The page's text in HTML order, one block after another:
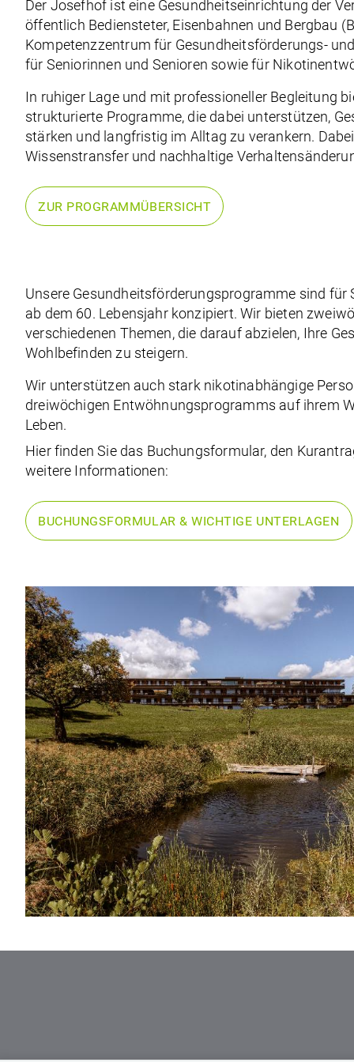
Der Josefhof ist eine Gesundheitseinrichtung der
öffentlich Bediensteter, Eisenbahnen und Bergbau
Kompetenzzentrum für Gesundheitsförderungs-
für Seniorinnen und Senioren sowie für
In ruhiger Lage und mit professioneller Begleitung
strukturierte Programme, die dabei unterstützen,
stärken und langfristig im Alltag zu verankern.
Wissenstransfer und nachhaltige
ZUR PROGRAMMÜBERSICHT
Unsere Gesundheitsförderungsprogramme sind für
ab dem 60. Lebensjahr konzipiert. Wir bieten
verschiedenen Themen, die darauf abzielen, Ihre
Wohlbefinden zu steigern.
Wir unterstützen auch stark nikotinabhängige
dreiwöchigen Entwöhnungsprogramms auf ihrem
Leben.
Hier finden Sie das Buchungsformular, den
weitere Informationen:
BUCHUNGSFORMULAR & WICHTIGE UNTERLAGEN